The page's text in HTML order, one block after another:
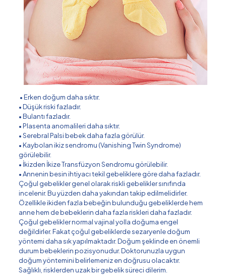
• Erken doğum daha sıktır.
• Düşük riski fazladır.
• Bulantı fazladır.
• Plasenta anomalileri daha sıktır.
• Serebral Palsi bebek daha fazla görülür.
• Kaybolan ikiz sendromu (Vanishing Twin Syndrome)
görülebilir.
• İkizden İkize Transfüzyon Sendromu görülebilir.
• Annenin besin ihtiyacı tekil gebeliklere göre daha fazladır.
Çoğul gebelikler genel olarak riskli gebelikler sınıfında
incelenir. Bu yüzden daha yakından takip edilmelidirler.
Özellikle ikiden fazla bebeğin bulunduğu gebeliklerde hem
anne hem de bebeklerin daha fazla riskleri daha fazladır.
Çoğul gebelikler normal vajinal yolla doğuma engel
değildirler. Fakat çoğul gebeliklerde sezaryenle doğum
yöntemi daha sık yapılmaktadır. Doğum şeklinde en önemli
durum bebeklerin pozisyonudur. Doktorunuzla uygun
doğum yöntemini belirlemeniz en doğrusu olacaktır.
Sağlıklı, risklerden uzak bir gebelik süreci dilerim.